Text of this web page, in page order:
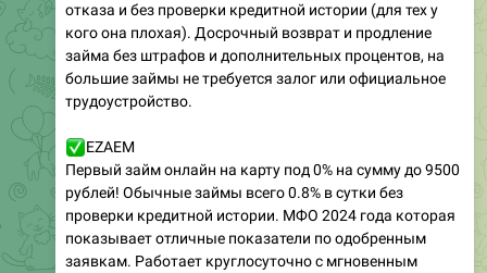
отказа и без проверки кредитной истории (для тех у
кого она плохая). Досрочный возврат и продление
займа без штрафов и дополнительных процентов, на
большие займы не требуется залог или официальное
трудоустройство.
EZAEM
Первый займ онлайн на карту под 0% на сумму до 9500
рублей! Обычные займы всего 0.8% в сутки без
проверки кредитной истории. МФО 2024 года которая
показывает отличные показатели по одобренным
заявкам. Работает круглосуточно с мгновенным